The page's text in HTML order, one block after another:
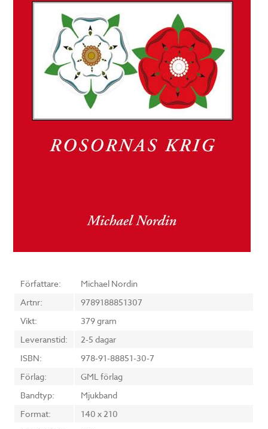
Författare:
Michael Nordin
Artnr:
9789188851307
Vikt:
379 gram
Leveranstid:
2-5 dagar
ISBN:
978-91-88851-30-7
Förlag:
GML förlag
Bandtyp:
Mjukband
Format:
140 x 210